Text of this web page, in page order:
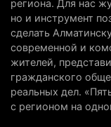
В Алматинской
наркотики из-за
последнее слово
6 августа 2026 г.
Проезд по
Алматинской
региона. Для нас
но и инструмент
сделать
современной и
жителей,
гражданского
реальных дел.
с регионом на